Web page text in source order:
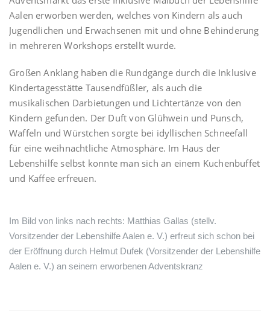
Aalen erworben werden, welches von Kindern als auch
Jugendlichen und Erwachsenen mit und ohne Behinderung
in mehreren Workshops erstellt wurde.
Großen Anklang haben die Rundgänge durch die Inklusive
Kindertagesstätte Tausendfüßler, als auch die
musikalischen Darbietungen und Lichtertänze von den
Kindern gefunden. Der Duft von Glühwein und Punsch,
Waffeln und Würstchen sorgte bei idyllischen Schneefall
für eine weihnachtliche Atmosphäre. Im Haus der
Lebenshilfe selbst konnte man sich an einem Kuchenbuffet
und Kaffee erfreuen.
Im Bild von links nach rechts: Matthias Gallas (stellv.
Vorsitzender der Lebenshilfe Aalen e. V.) erfreut sich schon bei
der Eröffnung durch Helmut Dufek (Vorsitzender der Lebenshilfe
Aalen e. V.) an seinem erworbenen Adventskranz